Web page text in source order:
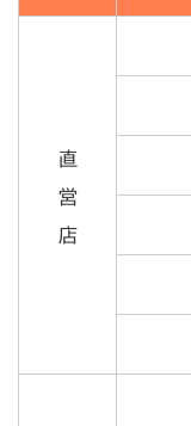
直
営
店